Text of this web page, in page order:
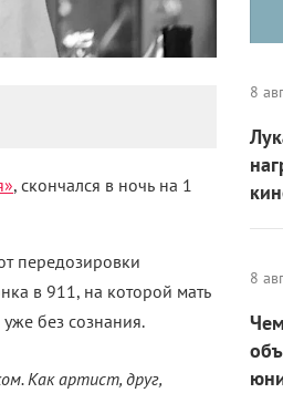
, скончался в ночь на 1
передозировки
в 911, на которой мать
без сознания.
Как артист, друг,
8
8